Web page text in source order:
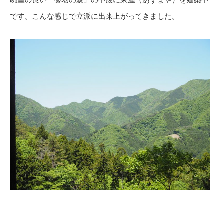
です。こんな感じで立派に出来上がってきました。